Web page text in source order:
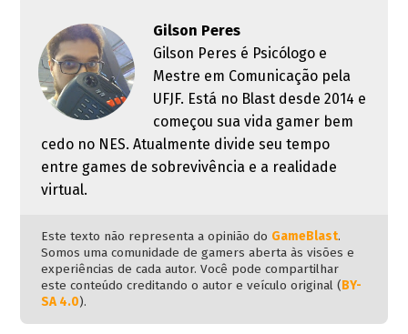
Gilson Peres
Gilson Peres é Psicólogo e
Mestre em Comunicação pela
UFJF. Está no Blast desde 2014 e
começou sua vida gamer bem
cedo no NES. Atualmente divide seu tempo
entre games de sobrevivência e a realidade
virtual.
Este texto não representa a opinião do GameBlast.
Somos uma comunidade de gamers aberta às visões e
experiências de cada autor. Você pode compartilhar
este conteúdo creditando o autor e veículo original (BY-
SA 4.0).